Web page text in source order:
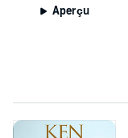
Aperçu